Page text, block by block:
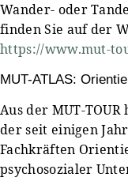
Wander- oder
finden Sie auf der
https://www.mut-
MUT-ATLAS:
Aus der MUT-
der seit einigen
Fachkräften
psychosozialer